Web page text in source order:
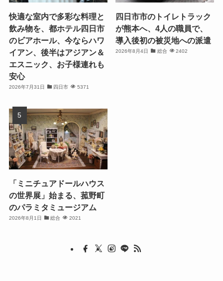
快適な室内で多彩な料理と
飲み物を、都ホテル四日市
のビアホール、今ならハワ
イアン、後半はアジアン＆
エスニック、お子様連れも
安心
2026年7月31日 四日市 5371
四日市市のトイレトラック
が熊本へ、4人の職員で、
導入後初の被災地への派遣
2026年8月4日 総合 2402
「ミニチュアドールハウス
の世界展」始まる、菰野町
のパラミタミュージアム
2026年8月1日 総合 2021